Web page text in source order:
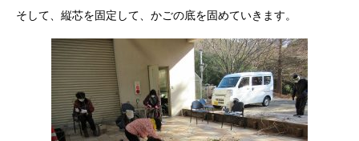
そして、縦芯を固定して、かごの底を固めていきます。